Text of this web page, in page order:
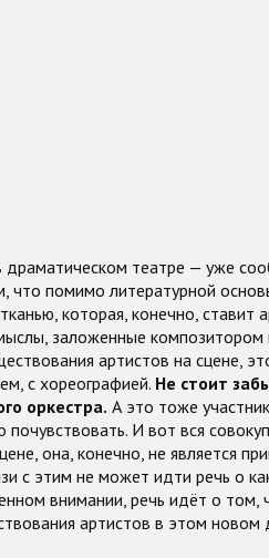
театре — уже
что помимо литературной
которая, конечно, ставит
заложенные композитором
артистов на сцене,
с хореографией. Не стоит
оркестра. А это тоже
И вот вся
она, конечно, не является
с этим не может идти речь о
внимании, речь идёт о том,
артистов в этом новом